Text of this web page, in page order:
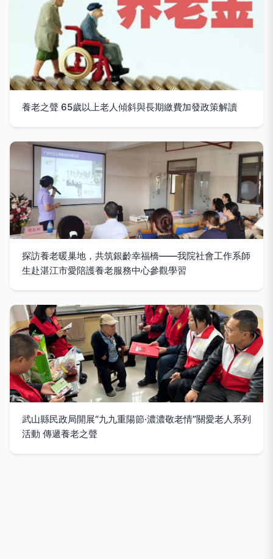
養老之聲 65歲以上老人傾斜與長期繳費加發政策解讀
探訪養老暖巢地，共筑銀齡幸福橋——我院社會工作系師
生赴湛江市愛陪護養老服務中心參觀學習
武山縣民政局開展“九九重陽節·濃濃敬老情”關愛老人系列
活動 傳遞養老之聲